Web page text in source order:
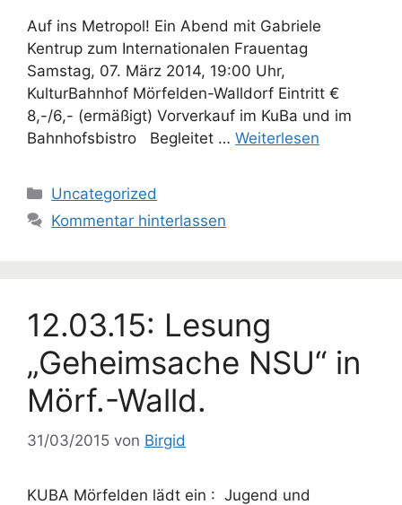
Auf ins Metropol! Ein Abend mit Gabriele
Kentrup zum Internationalen Frauentag
Samstag, 07. März 2014, 19:00 Uhr,
KulturBahnhof Mörfelden-Walldorf Eintritt €
8,-/6,- (ermäßigt) Vorverkauf im KuBa und im
Bahnhofsbistro Begleitet … Weiterlesen
Kategorien
Uncategorized
Kommentar hinterlassen
12.03.15: Lesung
„Geheimsache NSU“ in
Mörf.-Walld.
31/03/2015 von Birgid
KUBA Mörfelden lädt ein : Jugend und